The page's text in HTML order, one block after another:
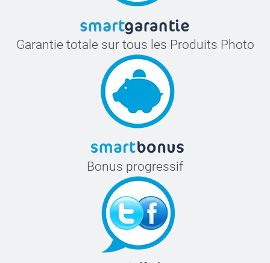
Garantie totale sur tous les Produits Photo
Bonus progressif